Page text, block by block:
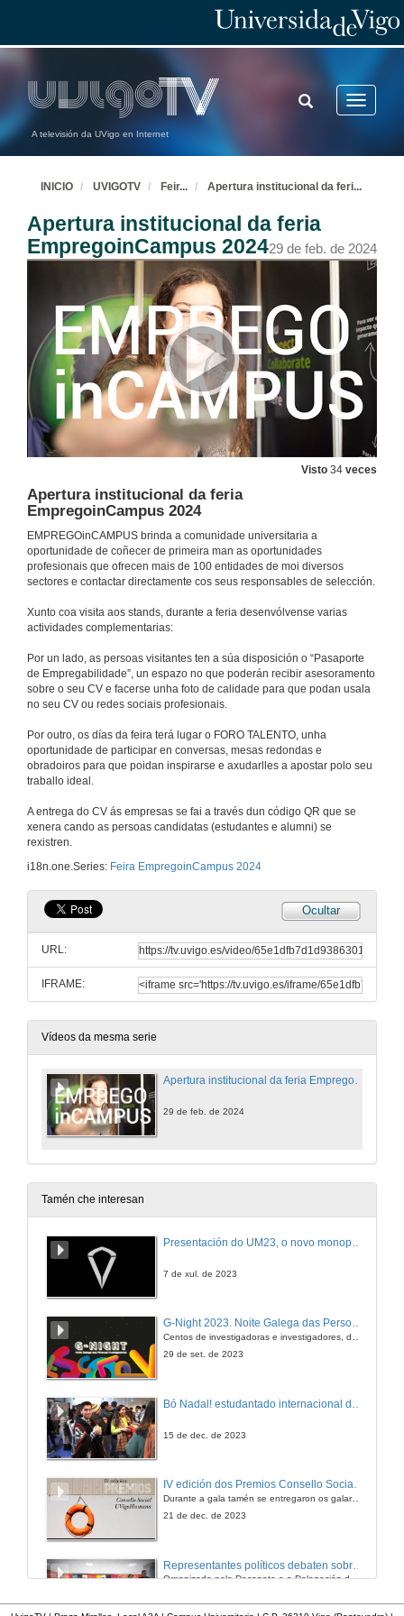
A televisión da UVigo en Internet
Toggle
TOGGLE
SEARCH
INICIO UVIGOTV Feir... Apertura institucional da feri...
Apertura institucional da feria
EmpregoinCampus 202429 de feb. de 2024
Visto 34 veces
Apertura institucional da feria
EmpregoinCampus 2024
EMPREGOinCAMPUS brinda a comunidade universitaria a
oportunidade de coñecer de primeira man as oportunidades
profesionais que ofrecen mais de 100 entidades de moi diversos
sectores e contactar directamente cos seus responsables de selección.
Xunto coa visita aos stands, durante a feria desenvólvense varias
actividades complementarias:
Por un lado, as persoas visitantes ten a súa disposición o “Pasaporte
de Empregabilidade”, un espazo no que poderán recibir asesoramento
sobre o seu CV e facerse unha foto de calidade para que podan usala
no seu CV ou redes sociais profesionais.
Por outro, os días da feira terá lugar o FORO TALENTO, unha
oportunidade de participar en conversas, mesas redondas e
obradoiros para que poidan inspirarse e axudarlles a apostar polo seu
traballo ideal.
A entrega do CV ás empresas se fai a través dun código QR que se
xenera cando as persoas candidatas (estudantes e alumni) se
rexistren.
i18n.one.Series: Feira EmpregoinCampus 2024
Ocultar
URL:
IFRAME:
Vídeos da mesma serie
Apertura institucional da feria EmpregoinCampus 2024
29 de feb. de 2024
Tamén che interesan
7 de xul. de 2023
G-Night 2023. Noite Galega das Persoas Investigadoras. Conciencias creativas
29 de set. de 2023
15 de dec. de 2023
IV edición dos Premios Consello Social UVigo Humana
Durante a gala tamén se entregaron os galardóns aos mellores TFG e TFM en materia de Axenda 2030
21 de dec. de 2023
Organizado polo Decanato e a Delegación de Alumnado de Dirección e Xestión Pública e coa participación de candidatos de PP, BNG, PSOE, Sumar e Podemos